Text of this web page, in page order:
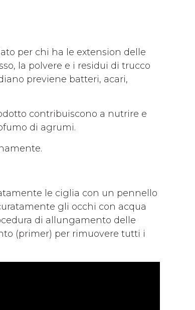
per chi ha le extension delle
la polvere e i residui di trucco
previene batteri, acari,
contribuiscono a nutrire e
di agrumi.
le ciglia con un pennello
gli occhi con acqua
di allungamento delle
(primer) per rimuovere tutti i